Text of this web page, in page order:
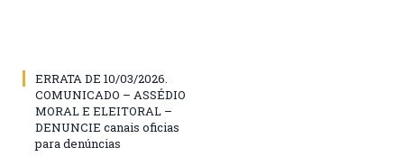
ERRATA DE 10/03/2026.
COMUNICADO – ASSÉDIO
MORAL E ELEITORAL –
DENUNCIE canais oficias
para denúncias